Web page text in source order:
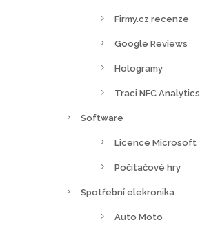
Firmy.cz recenze
Google Reviews
Hologramy
Traci NFC Analytics
Software
Licence Microsoft
Počítačové hry
Spotřební elekronika
Auto Moto